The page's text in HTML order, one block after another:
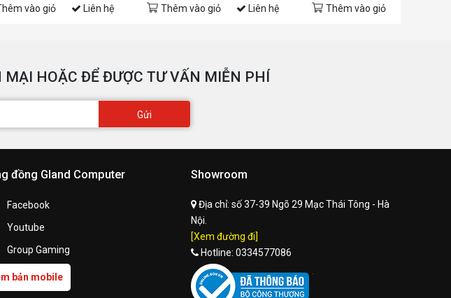
vào giỏ Liên hệ Thêm vào giỏ Liên hệ Thêm vào giỏ
HOẶC ĐỂ ĐƯỢC TƯ VẤN MIỄN PHÍ
Gửi
đồng Gland Computer
Facebook
Youtube
Group Gaming
bản mobile
Showroom
Địa chỉ: số 37-39 Ngõ 29 Mạc Thái Tông - Hà
Nội.
[Xem đường đi]
Hotline: 0334577086